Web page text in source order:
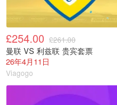
£254.00 £261.00
曼联 VS 利兹联 贵宾套票
26年4月11日
Viagogo